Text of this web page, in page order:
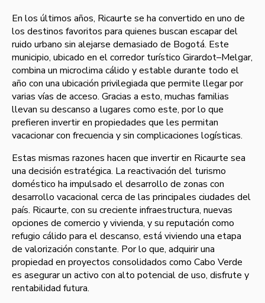
En los últimos años, Ricaurte se ha convertido en uno de
los destinos favoritos para quienes buscan escapar del
ruido urbano sin alejarse demasiado de Bogotá. Este
municipio, ubicado en el corredor turístico Girardot–Melgar,
combina un microclima cálido y estable durante todo el
año con una ubicación privilegiada que permite llegar por
varias vías de acceso. Gracias a esto, muchas familias
llevan su descanso a lugares como este, por lo que
prefieren invertir en propiedades que les permitan
vacacionar con frecuencia y sin complicaciones logísticas.
Estas mismas razones hacen que invertir en Ricaurte sea
una decisión estratégica. La reactivación del turismo
doméstico ha impulsado el desarrollo de zonas con
desarrollo vacacional cerca de las principales ciudades del
país. Ricaurte, con su creciente infraestructura, nuevas
opciones de comercio y vivienda, y su reputación como
refugio cálido para el descanso, está viviendo una etapa
de valorización constante. Por lo que, adquirir una
propiedad en proyectos consolidados como Cabo Verde
es asegurar un activo con alto potencial de uso, disfrute y
rentabilidad futura.